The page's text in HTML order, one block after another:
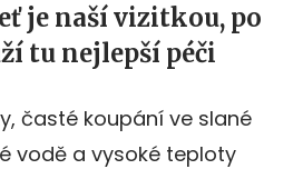
je naší vizitkou, po
tu nejlepší péči
časté koupání ve slané
vodě a vysoké teploty